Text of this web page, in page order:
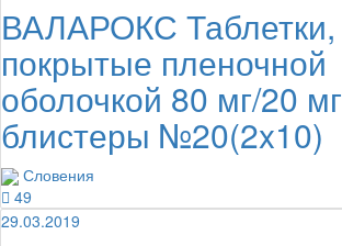
ВАЛАРОКС Таблетки,
покрытые пленочной
оболочкой 80 мг/20 мг
блистеры №20(2x10)
Словения
49
29.03.2019